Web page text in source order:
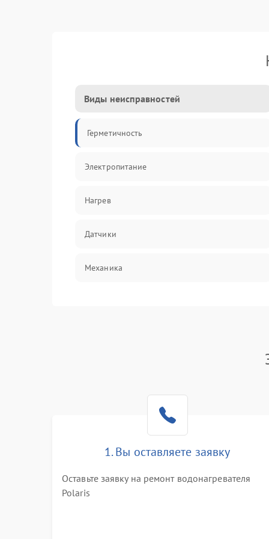
Виды неисправностей
Герметичность
Электропитание
Нагрев
Датчики
Механика
1. Вы оставляете заявку
Оставьте заявку на ремонт водонагревателя
Polaris